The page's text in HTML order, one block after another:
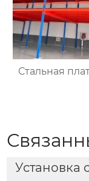
Стальная
Установка